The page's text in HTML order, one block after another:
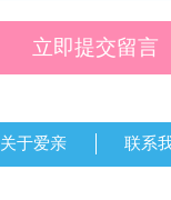
立即提交留言
关于爱亲 联系